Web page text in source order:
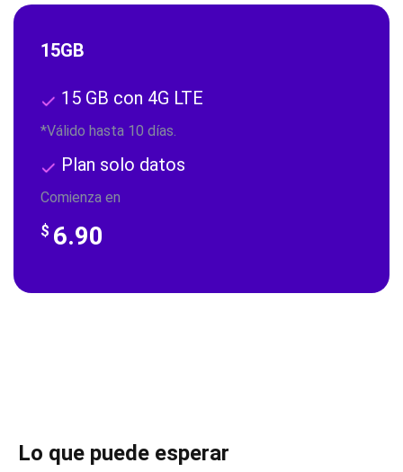
15GB
15 GB con 4G LTE
*Válido hasta 10 días.
Plan solo datos
Comienza en
$ 6.90
Lo que puede esperar